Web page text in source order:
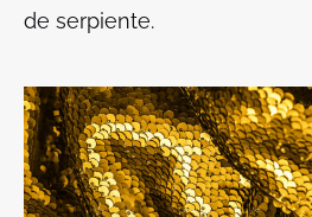
de serpiente.